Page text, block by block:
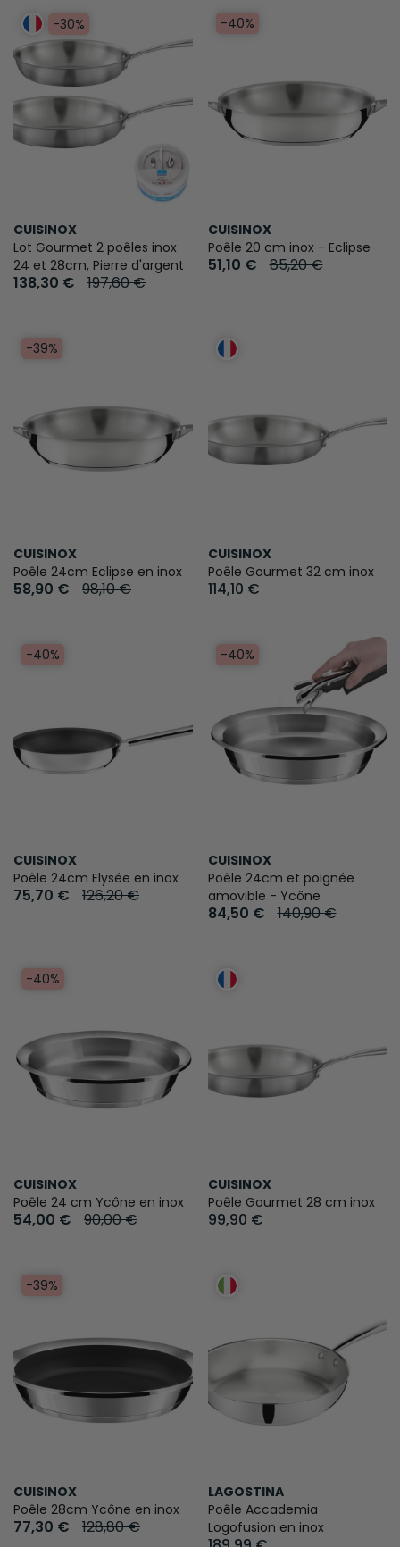
-30%
CUISINOX
Lot Gourmet 2 poêles inox
24 et 28cm, Pierre d'argent
138,30 € 197,60 €
-40%
CUISINOX
Poêle 20 cm inox - Eclipse
51,10 € 85,20 €
-39%
CUISINOX
Poêle 24cm Eclipse en inox
58,90 € 98,10 €
CUISINOX
Poêle Gourmet 32 cm inox
114,10 €
-40%
CUISINOX
Poêle 24cm Elysée en inox
75,70 € 126,20 €
-40%
CUISINOX
Poêle 24cm et poignée
amovible - Ycône
84,50 € 140,90 €
-40%
CUISINOX
Poêle 24 cm Ycône en inox
54,00 € 90,00 €
CUISINOX
Poêle Gourmet 28 cm inox
99,90 €
-39%
CUISINOX
Poêle 28cm Ycône en inox
77,30 € 128,80 €
LAGOSTINA
Poêle Accademia
Logofusion en inox